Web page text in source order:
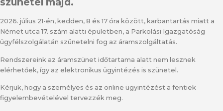
2026. július 21-én, kedden, 8 és 17 óra között, karbantartás miatt a
Német utca 17. szám alatti épületben, a Parkolási Igazgatóság
ügyfélszolgálatán szünetelni fog az áramszolgáltatás.
Rendszereink az áramszünet időtartama alatt nem lesznek
elérhetőek, így az elektronikus ügyintézés is szünetel.
Kérjük, hogy a személyes és az online ügyintézést a fentiek
figyelembevételével tervezzék meg.